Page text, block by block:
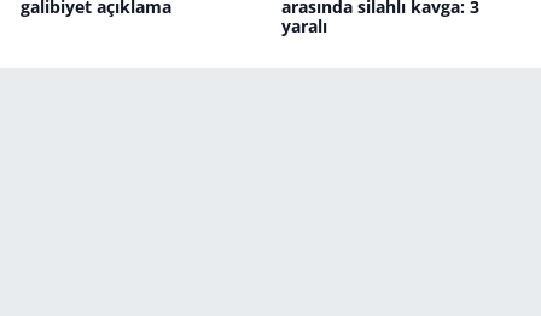
galibiyet açıklama
arasında silahlı kavga: 3
yaralı